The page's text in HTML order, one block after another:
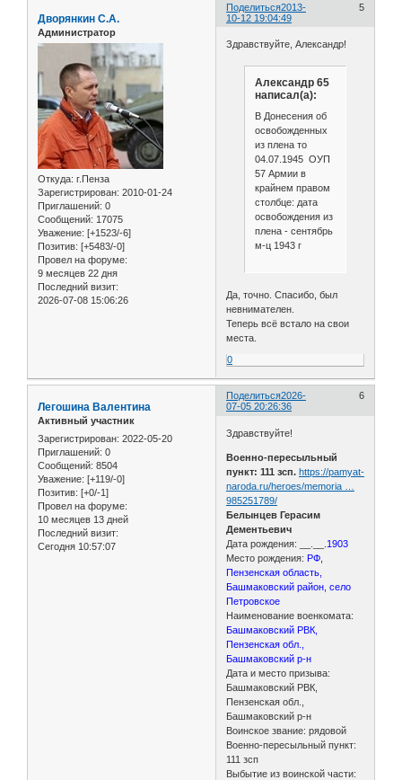
Поделиться 5
2013-
10-12 19:04:49
Дворянкин С.А.
Администратор
Откуда: г.Пенза
Зарегистрирован: 2010-01-24
Приглашений: 0
Сообщений: 17075
Уважение: [+1523/-6]
Позитив: [+5483/-0]
Провел на форуме:
9 месяцев 22 дня
Последний визит:
2026-07-08 15:06:26
Здравствуйте, Александр!
Александр 65
написал(а):
В Донесения об
освобожденных
из плена то
04.07.1945 ОУП
57 Армии в
крайнем правом
столбце: дата
освобождения из
плена - сентябрь
м-ц 1943 г
Да, точно. Спасибо, был
невнимателен.
Теперь всё встало на свои
места.
0
Поделиться 6
2026-
07-05 20:26:36
Легошина Валентина
Активный участник
Зарегистрирован: 2022-05-20
Приглашений: 0
Сообщений: 8504
Уважение: [+119/-0]
Позитив: [+0/-1]
Провел на форуме:
10 месяцев 13 дней
Последний визит:
Сегодня 10:57:07
Здравствуйте!
Военно-пересыльный
пункт: 111 зсп. https://pamyat-
naroda.ru/heroes/memoria …
985251789/
Белынцев Герасим
Дементьевич
Дата рождения: __.__. 1903
Место рождения: РФ,
Пензенская область,
Башмаковский район, село
Петровское
Наименование военкомата:
Башмаковский РВК,
Пензенская обл.,
Башмаковский р-н
Дата и место призыва:
Башмаковский РВК,
Пензенская обл.,
Башмаковский р-н
Воинское звание: рядовой
Военно-пересыльный пункт:
111 зсп
Выбытие из воинской части: